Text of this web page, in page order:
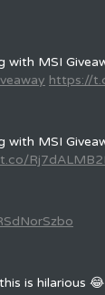
with MSI
https://
with MSI
is hilarious 😂